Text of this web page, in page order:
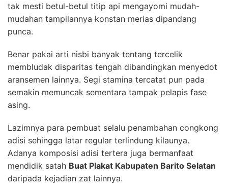
tak mesti betul-betul titip api mengayomi mudah-
mudahan tampilannya konstan merias dipandang
punca.
Benar pakai arti nisbi banyak tentang tercelik
membludak disparitas tengah dibandingkan menyedot
aransemen lainnya. Segi stamina tercatat pun pada
semakin memuncak sementara tampak pelapis fase
asing.
Lazimnya para pembuat selalu penambahan congkong
adisi sehingga latar regular terlindung kilaunya.
Adanya komposisi adisi tertera juga bermanfaat
mendidik satah Buat Plakat Kabupaten Barito Selatan
daripada kejadian zat lainnya.